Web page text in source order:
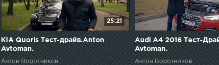
25:21
KIA Quoris Тест-драйв.Anton
Avtoman.
Антон Воротников
Audi A4 2016 Тест-
Avtoman.
Антон Воротников